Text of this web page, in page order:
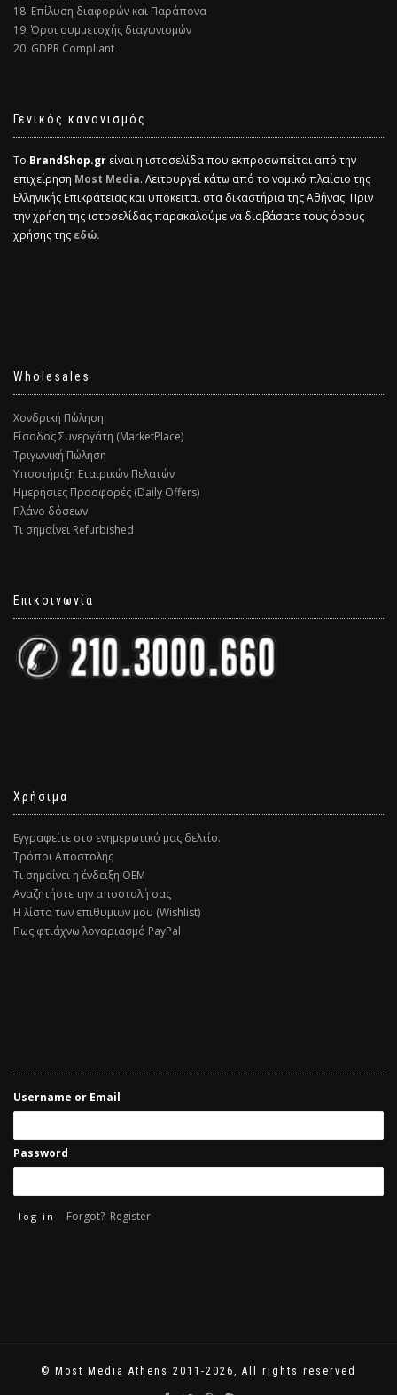
18. Επίλυση διαφορών και Παράπονα
19. Όροι συμμετοχής διαγωνισμών
20. GDPR Compliant
Γενικός κανονισμός
Το BrandShop.gr είναι η ιστοσελίδα που εκπροσωπείται από την
επιχείρηση Most Media. Λειτουργεί κάτω από το νομικό πλαίσιο της
Ελληνικής Επικράτειας και υπόκειται στα δικαστήρια της Αθήνας. Πριν
την χρήση της ιστοσελίδας παρακαλούμε να διαβάσατε τους όρους
χρήσης τηςεδώ.
Wholesales
Χονδρική Πώληση
Είσοδος Συνεργάτη (MarketPlace)
Τριγωνική Πώληση
Υποστήριξη Εταιρικών Πελατών
Ημερήσιες Προσφορές (Daily Offers)
Πλάνο δόσεων
Τι σημαίνει Refurbished
Επικοινωνία
Χρήσιμα
Εγγραφείτε στο ενημερωτικό μας δελτίο.
Τρόποι Αποστολής
Τι σημαίνει η ένδειξη ΟΕΜ
Αναζητήστε την αποστολή σας
Η λίστα των επιθυμιών μου (Wishlist)
Πως φτιάχνω λογαριασμό PayPal
Username or Email
Password
Forgot? Register
© Most Media Athens 2011-2026, All rights reserved